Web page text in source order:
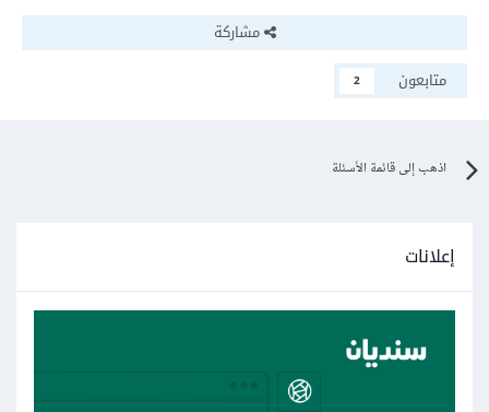
مشاركة
متابعون
2
اذهب إلى قائمة الأسئلة
إعلانات